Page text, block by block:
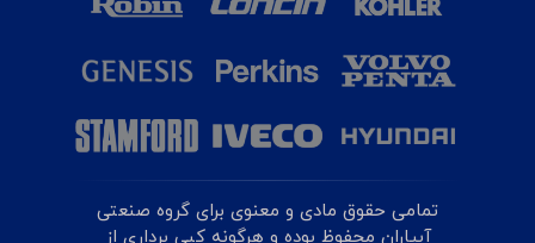
تمامی حقوق مادی و معنوی برای گروه صنعتی